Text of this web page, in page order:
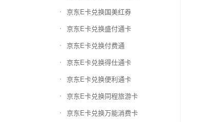
京东E卡兑换国美红券
京东E卡兑换盛付通卡
京东E卡兑换付费通
京东E卡兑换得仕通卡
京东E卡兑换便利通卡
京东E卡兑换同程旅游卡
京东E卡兑换万能消费卡